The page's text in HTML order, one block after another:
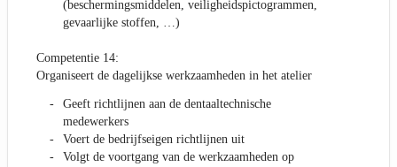
(beschermingsmiddelen, veiligheidspictogrammen,
gevaarlijke stoffen, …)
Competentie 14:
Organiseert de dagelijkse werkzaamheden in het atelier
Geeft richtlijnen aan de dentaaltechnische
medewerkers
Voert de bedrijfseigen richtlijnen uit
Volgt de voortgang van de werkzaamheden op